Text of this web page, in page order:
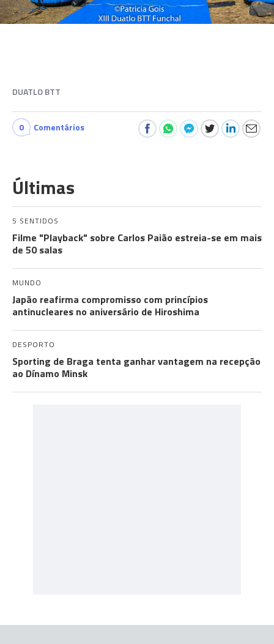
DUATLO BTT
0 Comentários
Últimas
5 SENTIDOS
Filme "Playback" sobre Carlos Paião estreia-se em mais
de 50 salas
MUNDO
Japão reafirma compromisso com princípios
antinucleares no aniversário de Hiroshima
DESPORTO
Sporting de Braga tenta ganhar vantagem na recepção
ao Dínamo Minsk